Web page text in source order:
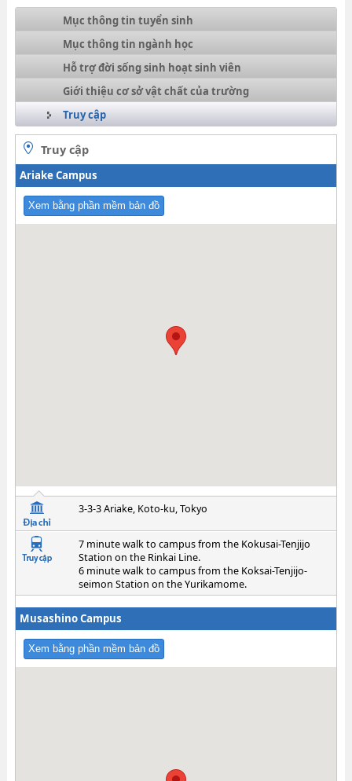
Mục thông tin tuyển sinh
Mục thông tin ngành học
Hỗ trợ đời sống sinh hoạt sinh viên
Giới thiệu cơ sở vật chất của trường
Truy cập
Truy cập
Ariake Campus
Xem bằng phần mềm bản đồ
3-3-3 Ariake, Koto-ku, Tokyo
7 minute walk to campus from the Kokusai-Tenjijo
Station on the Rinkai Line.
6 minute walk to campus from the Koksai-Tenjijo-
seimon Station on the Yurikamome.
Musashino Campus
Xem bằng phần mềm bản đồ